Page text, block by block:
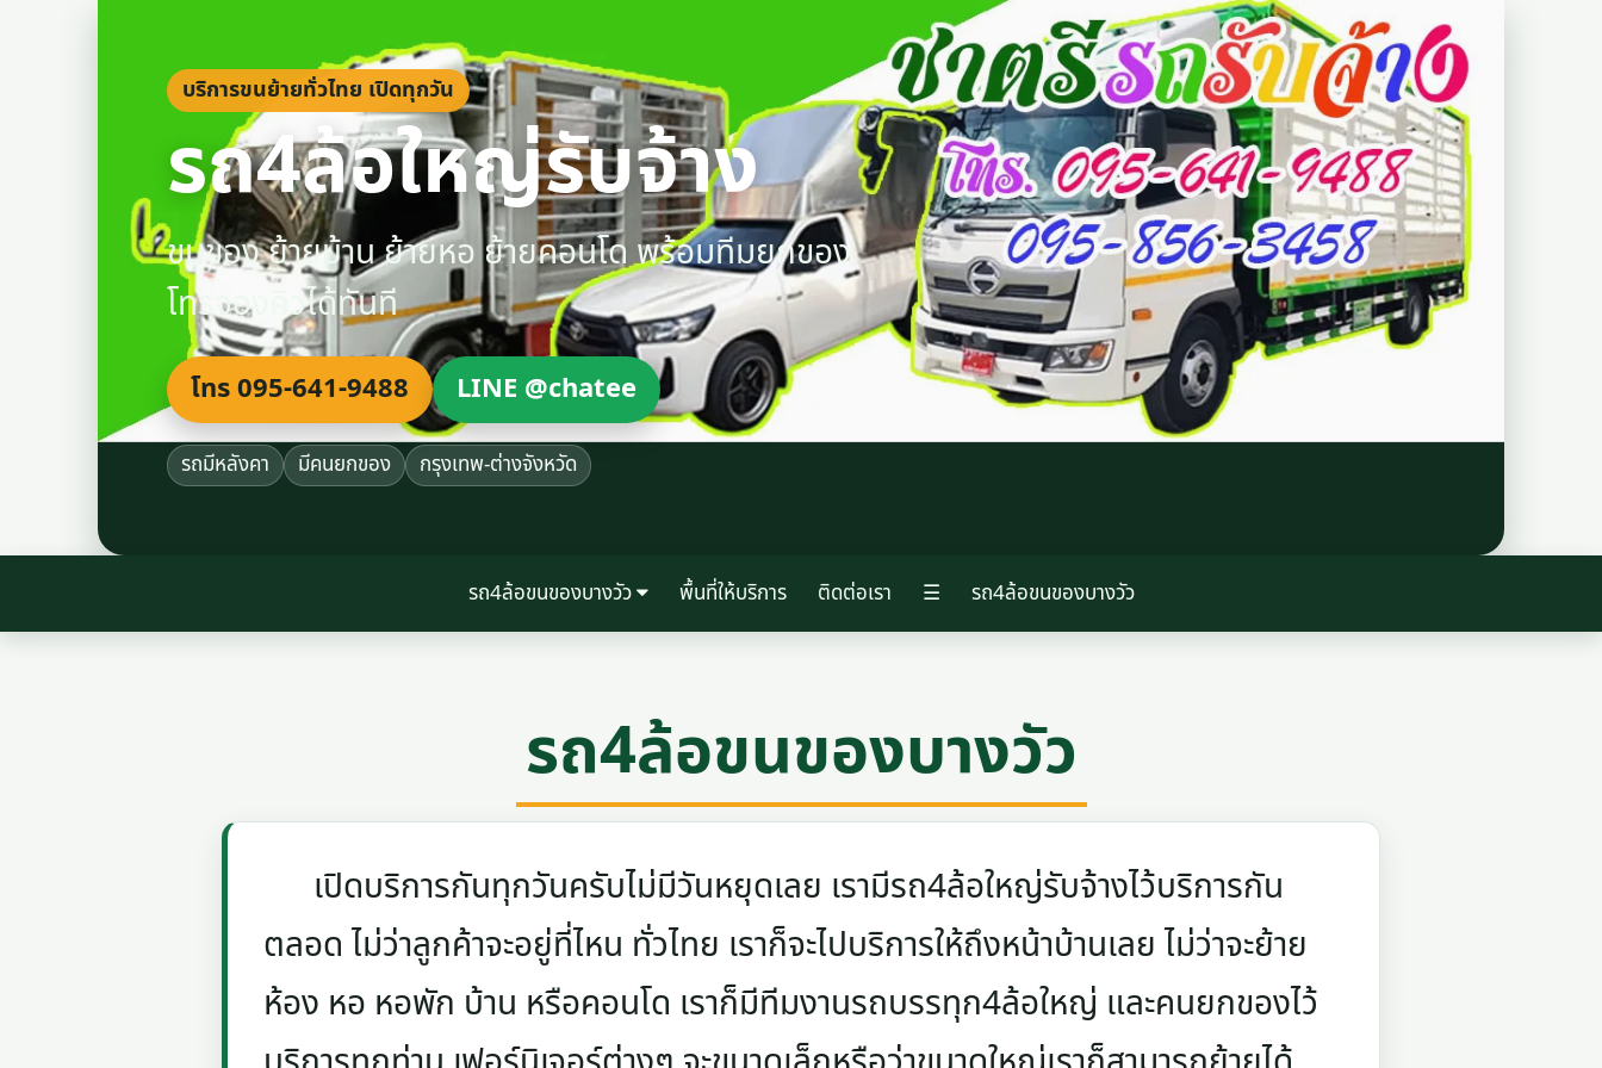
บริการขนย้ายทั่วไทย เปิดทุกวัน
รถ4ล้อใหญ่รับจ้าง
ขนของ ย้ายบ้าน ย้ายหอ ย้ายคอนโด พร้อมทีมยกของ
โทรจองคิวได้ทันที
โทร 095-641-9488 LINE @chatee
รถมีหลังคา มีคนยกของ กรุงเทพ-ต่างจังหวัด
รถ4ล้อขนของบางวัว พื้นที่ให้บริการ ติดต่อเรา ☰ รถ4ล้อขนของบางวัว
รถ4ล้อขนของบางวัว
เปิดบริการกันทุกวันครับไม่มีวันหยุดเลย เรามีรถ4ล้อใหญ่รับจ้างไว้บริการกัน
ตลอด ไม่ว่าลูกค้าจะอยู่ที่ไหน ทั่วไทย เราก็จะไปบริการให้ถึงหน้าบ้านเลย ไม่ว่าจะย้าย
ห้อง หอ หอพัก บ้าน หรือคอนโด เราก็มีทีมงานรถบรรทุก4ล้อใหญ่ และคนยกของไว้